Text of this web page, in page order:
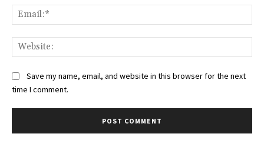
Save my name, email, and website in this browser for the next
time I comment.